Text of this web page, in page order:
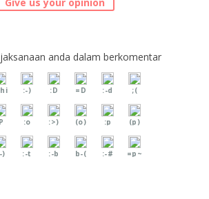
anda dalam berkomentar
:-) :D =D :-d ;(
:o :>) (o) :p (p)
) :-t :-b b-( :-# =p~